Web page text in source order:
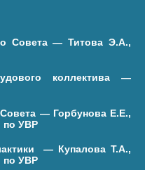
Совета — Титова Э.А.,
коллектива —
— Горбунова Е.Е.,
по УВР
— Купалова Т.А.,
по УВР